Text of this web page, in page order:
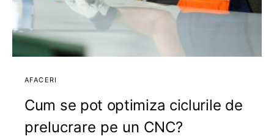
AFACERI
Cum se pot optimiza ciclurile de
prelucrare pe un CNC?